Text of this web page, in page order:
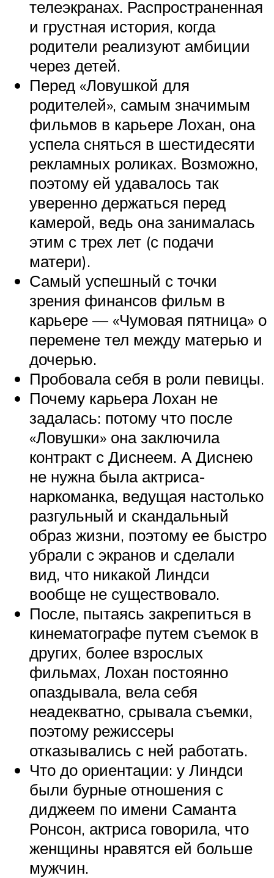
телеэкранах. Распространенная
и грустная история, когда
родители реализуют амбиции
через детей.
Перед «Ловушкой для
родителей», самым значимым
фильмов в карьере Лохан, она
успела сняться в шестидесяти
рекламных роликах. Возможно,
поэтому ей удавалось так
уверенно держаться перед
камерой, ведь она занималась
этим с трех лет (с подачи
матери).
Самый успешный с точки
зрения финансов фильм в
карьере — «Чумовая пятница» о
перемене тел между матерью и
дочерью.
Пробовала себя в роли певицы.
Почему карьера Лохан не
задалась: потому что после
«Ловушки» она заключила
контракт с Диснеем. А Диснею
не нужна была актриса-
наркоманка, ведущая настолько
разгульный и скандальный
образ жизни, поэтому ее быстро
убрали с экранов и сделали
вид, что никакой Линдси
вообще не существовало.
После, пытаясь закрепиться в
кинематографе путем съемок в
других, более взрослых
фильмах, Лохан постоянно
опаздывала, вела себя
неадекватно, срывала съемки,
поэтому режиссеры
отказывались с ней работать.
Что до ориентации: у Линдси
были бурные отношения с
диджеем по имени Саманта
Ронсон, актриса говорила, что
женщины нравятся ей больше
мужчин.